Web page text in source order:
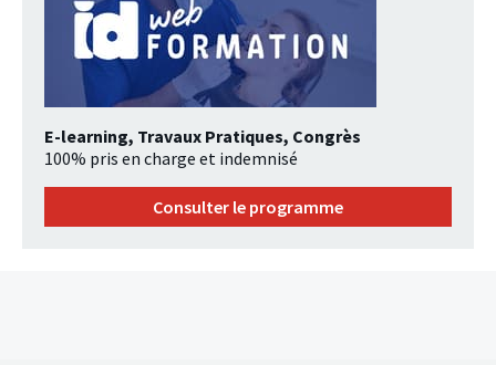
E-learning, Travaux Pratiques, Congrès
100% pris en charge et indemnisé
Consulter le programme